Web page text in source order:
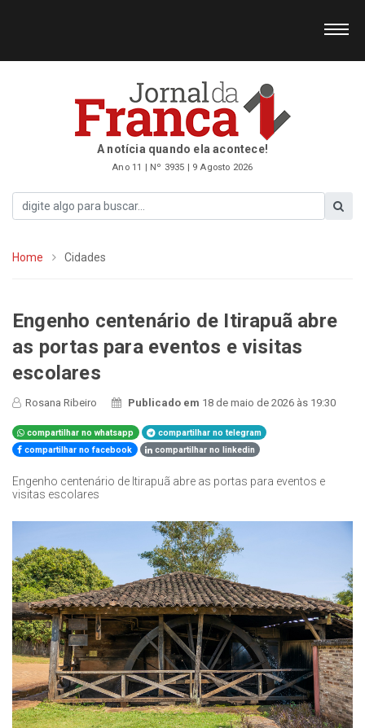
A notícia quando ela acontece!
Ano 11 | Nº 3935 | 9 Agosto 2026
Home Cidades
Engenho centenário de Itirapuã abre
as portas para eventos e visitas
escolares
Rosana Ribeiro Publicado em 18 de maio de 2026 às 19:30
compartilhar no whatsapp
compartilhar no telegram
compartilhar no facebook
compartilhar no linkedin
Engenho centenário de Itirapuã abre as portas para eventos e
visitas escolares